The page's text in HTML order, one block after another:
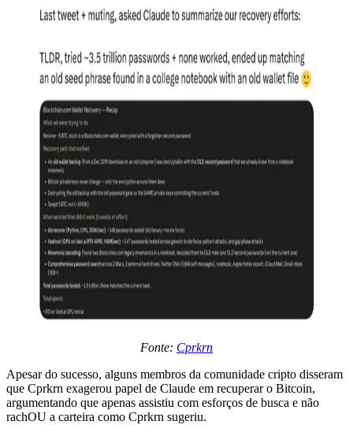
Fonte: Cprkrn
Apesar do sucesso, alguns membros da comunidade cripto disseram
que Cprkrn exagerou papel de Claude em recuperar o Bitcoin,
argumentando que apenas assistiu com esforços de busca e não
rachOU a carteira como Cprkrn sugeriu.